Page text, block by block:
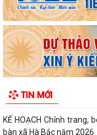
TIN MỚI
Ban chỉ huy quân sự xã
nhập ngũ năm 2027 của
Xã Hà Bắc: Bế mạc lớp
tượng 4 năm 2026.
hiểm y tế năm 2026 và
KẾ HOẠCH Chỉnh trang,
bàn xã Hà Bắc năm 2026